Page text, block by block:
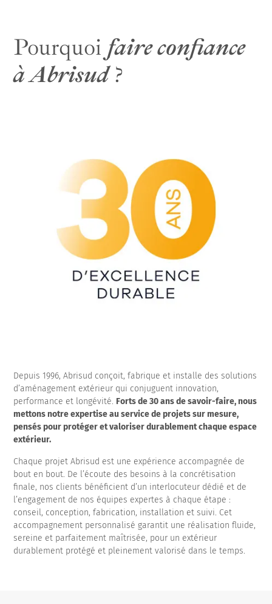
Pourquoi faire confiance
à Abrisud?
Depuis 1996, Abrisud conçoit, fabrique et installe des solutions
d’aménagement extérieur qui conjuguent innovation,
performance et longévité. Forts de 30 ans de savoir-faire, nous
mettons notre expertise au service de projets sur mesure,
pensés pour protéger et valoriser durablement chaque espace
extérieur.
Chaque projet Abrisud est une expérience accompagnée de
bout en bout. De l’écoute des besoins à la concrétisation
finale, nos clients bénéficient d’un interlocuteur dédié et de
l’engagement de nos équipes expertes à chaque étape :
conseil, conception, fabrication, installation et suivi. Cet
accompagnement personnalisé garantit une réalisation fluide,
sereine et parfaitement maîtrisée, pour un extérieur
durablement protégé et pleinement valorisé dans le temps.